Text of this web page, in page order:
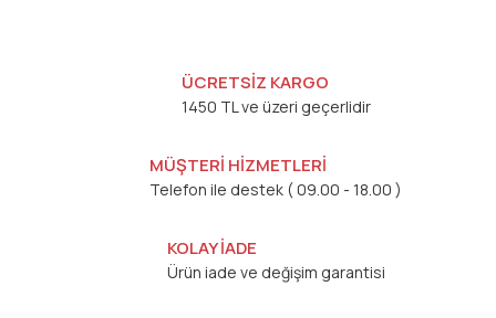
ÜCRETSİZ KARGO
1450 TL ve üzeri geçerlidir
MÜŞTERİ HİZMETLERİ
Telefon ile destek ( 09.00 - 18.00 )
KOLAY İADE
Ürün iade ve değişim garantisi